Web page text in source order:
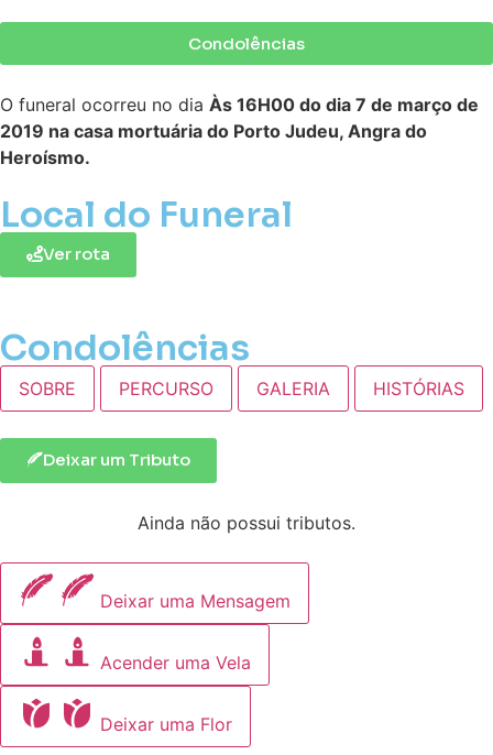
Condolências
O funeral ocorreu no dia Às 16H00 do dia 7 de março de
2019 na casa mortuária do Porto Judeu, Angra do
Heroísmo.
Local do Funeral
Ver rota
Condolências
SOBRE PERCURSO GALERIA HISTÓRIAS
Deixar um Tributo
Ainda não possui tributos.
Deixar uma Mensagem
Acender uma Vela
Deixar uma Flor